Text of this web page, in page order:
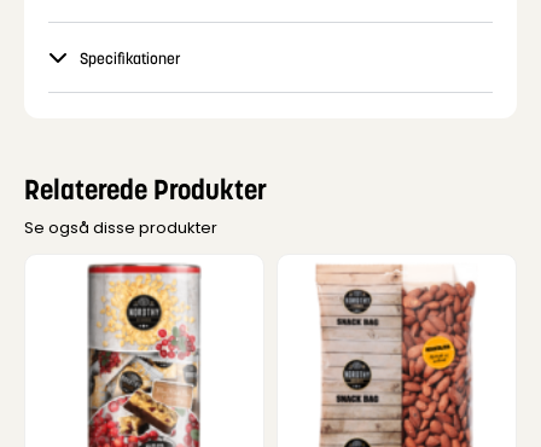
Specifikationer
Relaterede Produkter
Se også disse produkter